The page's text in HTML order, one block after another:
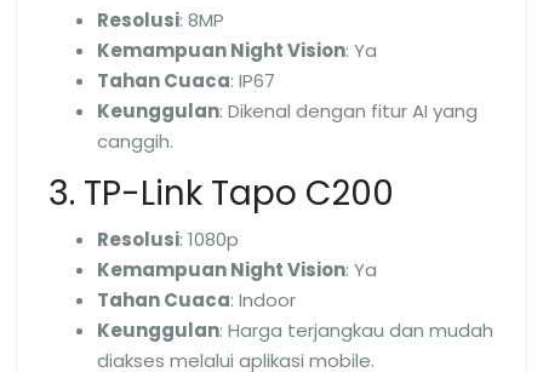
Resolusi: 8MP
Kemampuan Night Vision: Ya
Tahan Cuaca: IP67
Keunggulan: Dikenal dengan fitur AI yang
canggih.
3. TP-Link Tapo C200
Resolusi: 1080p
Kemampuan Night Vision: Ya
Tahan Cuaca: Indoor
Keunggulan: Harga terjangkau dan mudah
diakses melalui aplikasi mobile.